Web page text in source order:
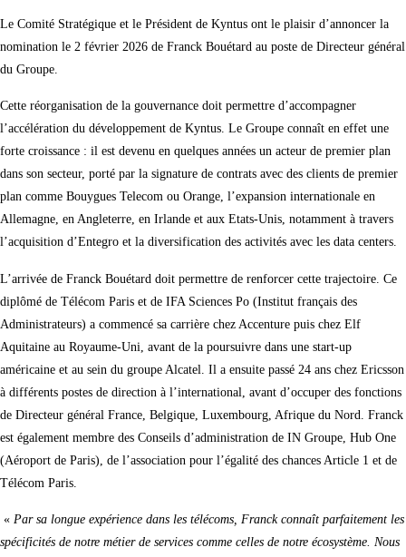
Le Comité Stratégique et le Président de Kyntus ont le plaisir d’annoncer la
nomination le 2 février 2026 de Franck Bouétard au poste de Directeur général
du Groupe.
Cette réorganisation de la gouvernance doit permettre d’accompagner
l’accélération du développement de Kyntus. Le Groupe connaît en effet une
forte croissance : il est devenu en quelques années un acteur de premier plan
dans son secteur, porté par la signature de contrats avec des clients de premier
plan comme Bouygues Telecom ou Orange, l’expansion internationale en
Allemagne, en Angleterre, en Irlande et aux Etats-Unis, notamment à travers
l’acquisition d’Entegro et la diversification des activités avec les data centers.
L’arrivée de Franck Bouétard doit permettre de renforcer cette trajectoire. Ce
diplômé de Télécom Paris et de IFA Sciences Po (Institut français des
Administrateurs) a commencé sa carrière chez Accenture puis chez Elf
Aquitaine au Royaume-Uni, avant de la poursuivre dans une start-up
américaine et au sein du groupe Alcatel. Il a ensuite passé 24 ans chez Ericsson
à différents postes de direction à l’international, avant d’occuper des fonctions
de Directeur général France, Belgique, Luxembourg, Afrique du Nord. Franck
est également membre des Conseils d’administration de IN Groupe, Hub One
(Aéroport de Paris), de l’association pour l’égalité des chances Article 1 et de
Télécom Paris.
« Par sa longue expérience dans les télécoms, Franck connaît parfaitement les
spécificités de notre métier de services comme celles de notre écosystème. Nous